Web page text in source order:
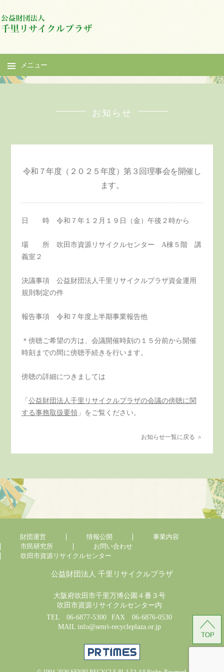
メニュー
お知らせ
令和７年度（２０２５年度）第３回理事会を開催し
ます。
日 時 令和７年１２月１９日（金）午後２時から
場 所 吹田市資源リサイクルセンター A棟５階 講
義室２
決議事項 公益財団法人千里リサイクルプラザ資金運用
規則制定の件
報告事項 令和７年度上半期事業報告他
＊傍聴ご希望の方は、会議開催時刻の１５分前から開催
時刻までの間に傍聴手続きを行います。
傍聴の詳細につきましては
「 公益財団法人千里リサイクルプラザの会議の傍聴に関
する事務取扱要領 」をご覧ください。
お知らせ一覧に戻る ＞
財団運営 情報公開
事業内容
市民研究所
お問い合わせ
吹田市資源リサイクルセンター
公益財団法人 千里リサイクルプラザ
大阪府吹田市千里万博公園４番３号
吹田市資源リサイクルセンター内
TEL 06-6877-5300
FAX 06-6876-0530
MAIL info@senri-recycleplaza.or.jp